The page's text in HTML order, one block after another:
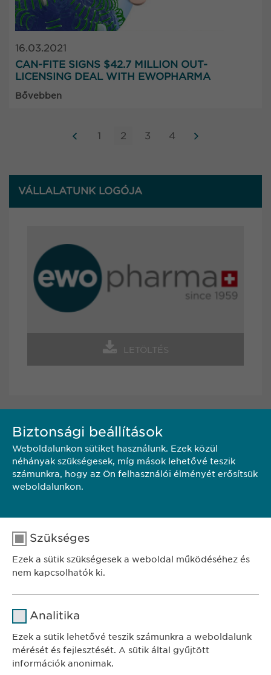
VÁLLALATUNK LOGÓJA
LETÖLTÉS
KAPCSOLAT
Ewopharma Hungary Kft.
1122 Budapest
Városmajor u. 13.
Telefon.: +36-1/200-4650
E-mail:pr@ewopharma.com
16.03.2021
CAN-FITE SIGNS $42.7 MILLION OUT-
LICENSING DEAL WITH EWOPHARMA
Bővebben
1 2 3 4
Ewopharma Hungary Kft.
1122 Budapest
Városmajor u. 13.
Biztonsági beállítások
Weboldalunkon sütiket használunk. Ezek közül
néhányak szükségesek, míg mások lehetővé teszik
számunkra, hogy az Ön felhasználói élményét erősítsük
weboldalunkon.
Szükséges
Ezek a sütik szükségesek a weboldal működéséhez és
nem kapcsolhatók ki.
Időtartam
Analitika
Ezek a sütik lehetővé teszik számunkra a weboldalunk
mérését és fejlesztését. A sütik által gyűjtött
információk anonimak.